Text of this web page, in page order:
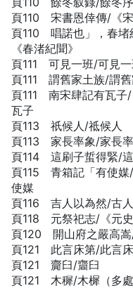
頁110 宋書恩倖傳/《宋
頁110 唱諾也」，春堵
《春渚紀聞》
頁111 可見一班/可見一
頁111 謂舊家土族/謂
頁111 南宋肆記有瓦子
瓦子
頁113 祇候人/祗候人
頁113 家長率象/家長
頁114 這刷子蜇得緊/
頁115 青箱記「有使媒
使媒
頁116 吉人以為然/古
頁118 元祭祀志/《元史
頁120 開山府之嚴高嵩
頁121 此言床第/此言
頁121 齎臼/齏臼
頁121 木穉/木樨（多處